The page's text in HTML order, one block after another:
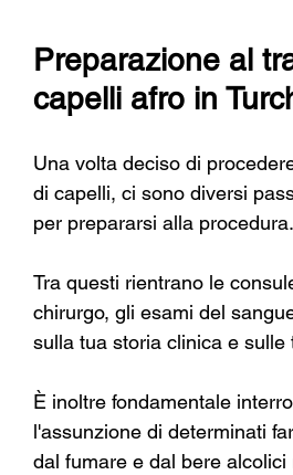
Preparazione al
capelli afro in
Una volta deciso di
di capelli, ci sono diversi
per prepararsi alla procedura.
Tra questi rientrano le
chirurgo, gli esami del
sulla tua storia clinica e sulle
È inoltre fondamentale
l'assunzione di determinati
dal fumare e dal bere